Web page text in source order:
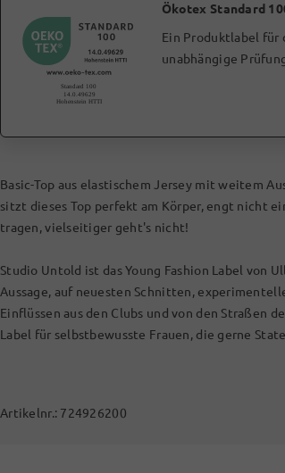
Ökotex Standard
Ein Produktlabel für
unabhängige
Basic-Top aus elastischem Jersey mit weitem
sitzt dieses Top perfekt am Körper, engt nicht
tragen, vielseitiger geht's nicht!
Studio Untold ist das Young Fashion Label von
Aussage, auf neuesten Schnitten,
Einflüssen aus den Clubs und von den Straßen
Label für selbstbewusste Frauen, die gerne
Artikelnr.: 724926200